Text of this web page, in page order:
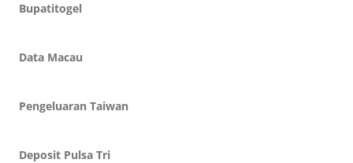
Bupatitogel
Data Macau
Pengeluaran Taiwan
Deposit Pulsa Tri